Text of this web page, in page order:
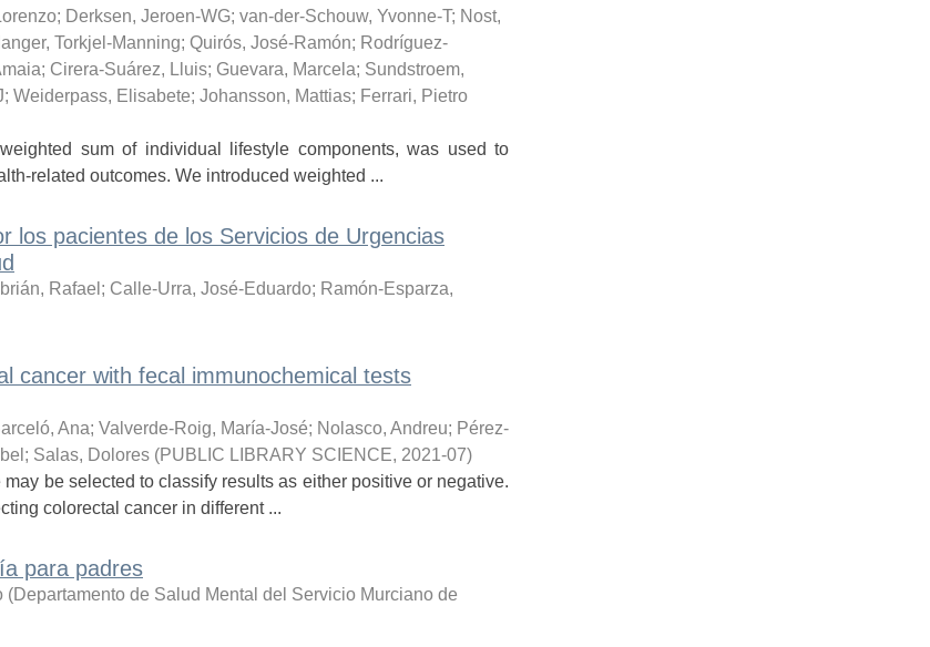
; Derksen, Jeroen-WG; van-der-Schouw, Yvonne-T; Nost,
Torkjel-Manning; Quirós, José-Ramón; Rodríguez-
; Cirera-Suárez, Lluis; Guevara, Marcela; Sundstroem,
; Weiderpass, Elisabete; Johansson, Mattias; Ferrari, Pietro
sum of individual lifestyle components, was used to
related outcomes. We introduced weighted ...
los pacientes de los Servicios de Urgencias
Rafael ; Calle-Urra, José-Eduardo; Ramón-Esparza,
cancer with fecal immunochemical tests
Ana; Valverde-Roig, María-José; Nolasco, Andreu; Pérez-
; Salas, Dolores (PUBLIC LIBRARY SCIENCE, 2021-07)
be selected to classify results as either positive or negative.
colorectal cancer in different ...
para padres
(Departamento de Salud Mental del Servicio Murciano de